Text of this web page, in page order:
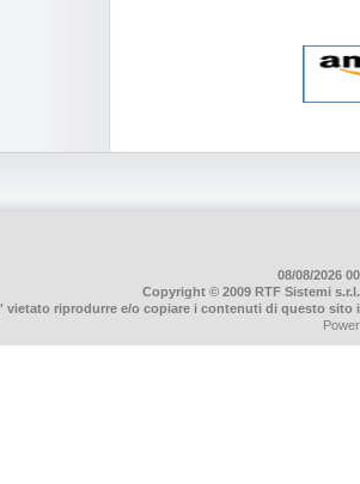
08/08/2026
Copyright © 2009 RTF Sistemi
vietato riprodurre e/o copiare i contenuti di questo